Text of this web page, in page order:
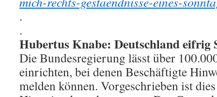
.
.
Hubertus Knabe: Deutschland eifrig
Die Bundesregierung lässt über
einrichten, bei denen Beschäftigte
melden können. Vorgeschrieben ist